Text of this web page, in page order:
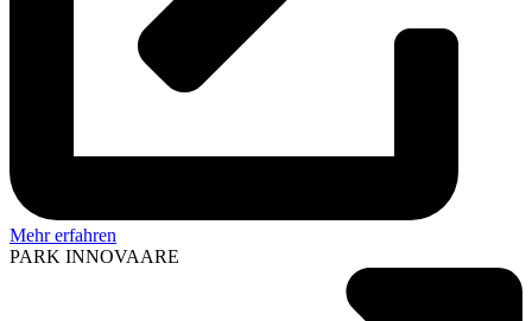
Mehr erfahren
PARK INNOVAARE